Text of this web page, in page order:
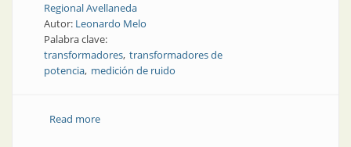
Regional Avellaneda
Autor: Leonardo Melo
Palabra clave:
transformadores transformadores de
potencia medición de ruido
Read moreabout Transformadores | Medición de ruido en